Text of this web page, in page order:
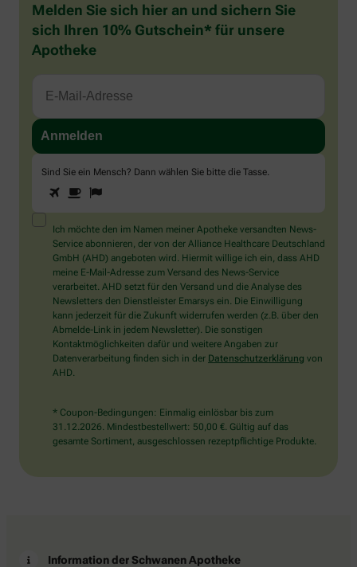
Melden Sie sich hier an und sichern Sie
sich Ihren 10% Gutschein* für unsere
Apotheke
Sind Sie ein Mensch? Dann wählen Sie bitte die Tasse.
Sind
Sie
ein
Mensch?
Dann
wählen
Sie
bitte
die
Tasse.
1 2
Ich möchte den im Namen meiner Apotheke versandten News-
Service abonnieren, der von der Alliance Healthcare Deutschland
GmbH (AHD) angeboten wird. Hiermit willige ich ein, dass AHD
meine E-Mail-Adresse zum Versand des News-Service
verarbeitet. AHD setzt für den Versand und die Analyse des
Newsletters den Dienstleister Emarsys ein. Die Einwilligung
kann jederzeit für die Zukunft widerrufen werden (z.B. über den
Abmelde-Link in jedem Newsletter). Die sonstigen
Kontaktmöglichkeiten dafür und weitere Angaben zur
Datenverarbeitung finden sich in der Datenschutzerklärung von
AHD.
* Coupon-Bedingungen: Einmalig einlösbar bis zum
31.12.2026. Mindestbestellwert: 50,00 €. Gültig auf das
gesamte Sortiment, ausgeschlossen rezeptpflichtige Produkte.
Information der Schwanen Apotheke